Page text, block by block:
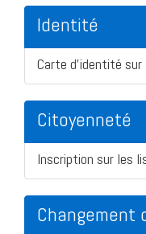
Identité
Carte d'identité sur
Citoyenneté
Inscription sur les
Changement